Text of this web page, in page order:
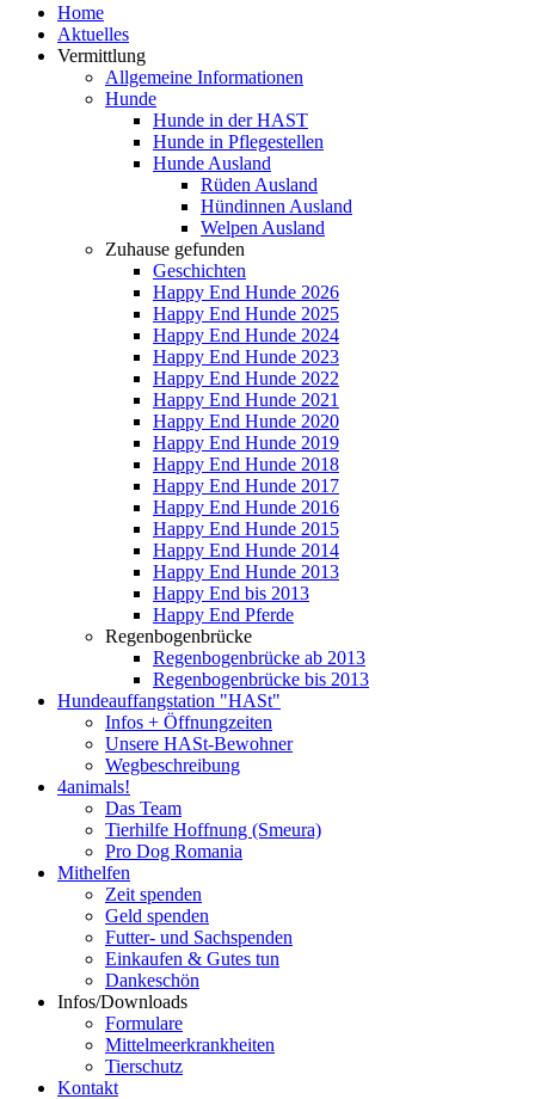
Home
Aktuelles
Vermittlung
Allgemeine Informationen
Hunde
Hunde in der HAST
Hunde in Pflegestellen
Hunde Ausland
Rüden Ausland
Hündinnen Ausland
Welpen Ausland
Zuhause gefunden
Geschichten
Happy End Hunde 2026
Happy End Hunde 2025
Happy End Hunde 2024
Happy End Hunde 2023
Happy End Hunde 2022
Happy End Hunde 2021
Happy End Hunde 2020
Happy End Hunde 2019
Happy End Hunde 2018
Happy End Hunde 2017
Happy End Hunde 2016
Happy End Hunde 2015
Happy End Hunde 2014
Happy End Hunde 2013
Happy End bis 2013
Happy End Pferde
Regenbogenbrücke
Regenbogenbrücke ab 2013
Regenbogenbrücke bis 2013
Hundeauffangstation "HASt"
Infos + Öffnungzeiten
Unsere HASt-Bewohner
Wegbeschreibung
4animals!
Das Team
Tierhilfe Hoffnung (Smeura)
Pro Dog Romania
Mithelfen
Zeit spenden
Geld spenden
Futter- und Sachspenden
Einkaufen & Gutes tun
Dankeschön
Infos/Downloads
Formulare
Mittelmeerkrankheiten
Tierschutz
Kontakt